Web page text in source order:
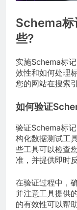
Schema标
些?
实施Schema标
效性和如何处理
您的网站在搜索
如何验证
验证Schema标
构化数据测试工
些工具可以检查
准，并提供即时反
在验证过程中，
并注意工具提供
的有效性可以帮